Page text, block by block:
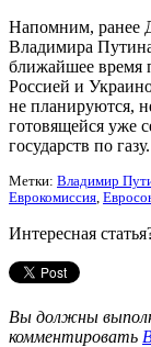
Напомним, ранее
Владимира
ближайшее время
Россией и
не планируются,
готовящейся уже
государств по газу.
Метки: Владимир
Еврокомиссия,
Интересная
Вы должны
комментировать